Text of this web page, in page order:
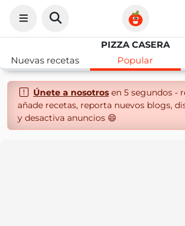
PIZZA CASERA
Nuevas recetas
Popular
Únete a nosotrosen 5 segundos -
añade recetas, reporta nuevos blogs,
y desactiva anuncios 😄